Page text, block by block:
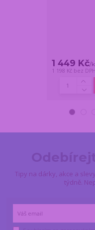
1 449 Kč/
1 198 Kč bez DPH
Tipy na dárky, akce a
týdně.